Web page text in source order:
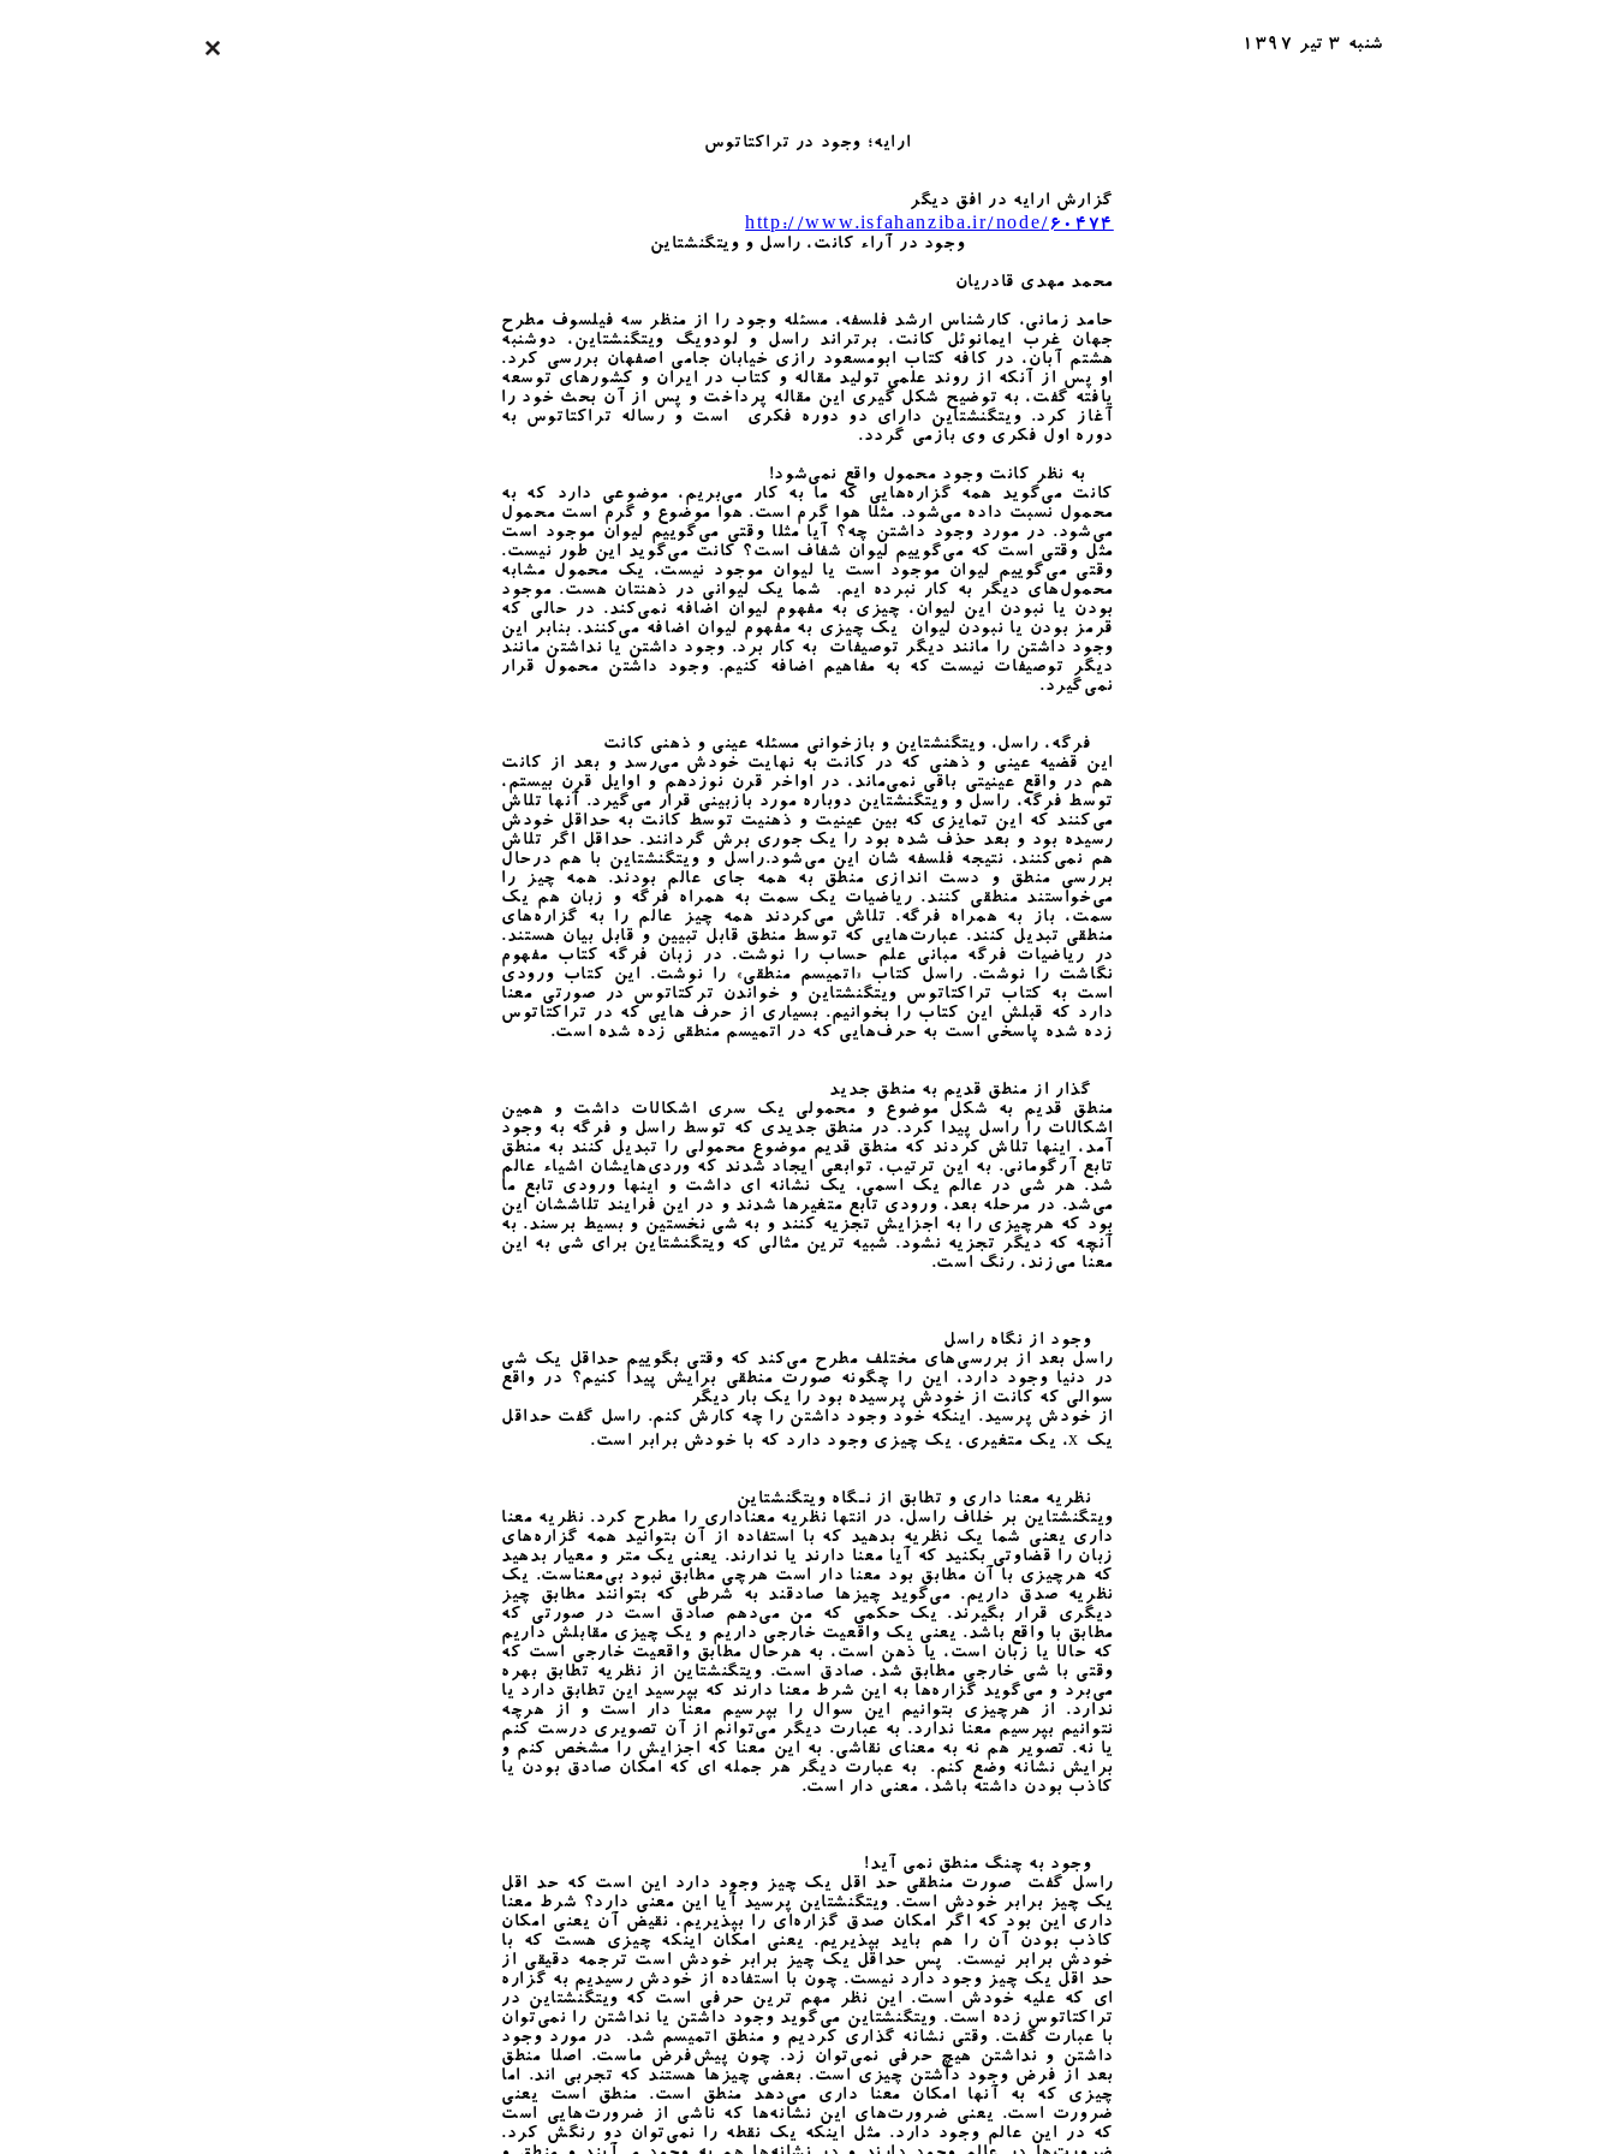
شنبه 3 تیر 1397
ارایه؛ وجود در تراکتاتوس
گزارش ارایه در افق دیگر
http://www.isfahanziba.ir/node/60474
وجود در آراء کانت، راسل و ویتگنشتاین
محمد مهدی قادریان
حامد زمانی، کارشناس ارشد فلسفه، مسئله‌ وجود را از منظر سه فیلسوف مطرح
جهان غرب ایمانوئل کانت، برتراند راسل و لودویگ ویتگنشتاین، دوشنبه
هشتم آبان، در کافه کتاب ابومسعود رازی خیابان جامی اصفهان بررسی کرد.
او پس از آنکه از روند علمی تولید مقاله و کتاب در ایران و کشورهای توسعه
یافته گفت، به توضیح شکل گیری این مقاله پرداخت و پس از آن بحث خود را
آغاز کرد. ویتگنشتاین دارای دو دوره فکری است و رساله تراکتاتوس به
دوره اول فکری وی بازمی گردد.
به نظر کانت وجود محمول واقع نمی‌شود!
کانت می‌گوید همه‌ گزاره‌هایی که ما به کار می‌بریم، موضوعی دارد که به
محمول نسبت داده می‌شود. مثلا هوا گرم است. هوا موضوع و گرم است محمول
می‌شود. در مورد وجود داشتن چه؟ آیا مثلا وقتی می‌گوییم لیوان موجود است
مثل وقتی است که می‌گوییم لیوان شفاف است؟ کانت می‌گوید این طور نیست.
وقتی می‌گوییم لیوان موجود است یا لیوان موجود نیست، یک محمول مشابه
محمول‌های دیگر به کار نبرده ایم. شما یک لیوانی در ذهنتان هست. موجود
بودن یا نبودن این لیوان، چیزی به مفهوم لیوان اضافه نمی‌کند. در حالی که
قرمز بودن یا نبودن لیوان یک چیزی به مفهوم لیوان اضافه می‌کنند. بنابر این
وجود داشتن را مانند دیگر توصیفات به کار برد. وجود داشتن یا نداشتن مانند
دیگر توصیفات نیست که به مفاهیم اضافه کنیم. وجود داشتن محمول قرار
نمی‌گیرد.
فرگه، راسل، ویتگنشتاین و بازخوانی مسئله عینی و ذهنی کانت
این قضیه‌ عینی و ذهنی که در کانت به نهایت خودش می‌رسد و بعد از کانت
هم در واقع عینیتی باقی نمی‌ماند، در اواخر قرن نوزدهم و اوایل قرن بیستم،
توسط فرگه، راسل و ویتگنشتاین دوباره مورد بازبینی قرار می‌گیرد. آنها تلاش
می‌کنند که این تمایزی که بین عینیت و ذهنیت توسط کانت به حداقل خودش
رسیده بود و بعد حذف شده بود را یک جوری برش گردانند. حداقل اگر تلاش
هم نمی‌کنند، نتیجه‌ فلسفه شان این می‌شود.راسل و ویتگنشتاین با هم درحال
بررسی منطق و دست اندازی منطق به همه جای عالم بودند. همه چیز را
می‌خواستند منطقی کنند. ریاضیات یک سمت به همراه فرگه و زبان هم یک
سمت، باز به همراه فرگه. تلاش می‌کردند همه چیز عالم را به گزاره‌های
منطقی تبدیل کنند. عبارت‌هایی که توسط منطق قابل تبیین و قابل بیان هستند.
در ریاضیات فرگه مبانی علم حساب را نوشت. در زبان فرگه کتاب مفهوم
نگاشت را نوشت. راسل کتاب «اتمیسم منطقی» را نوشت. این کتاب ورودی
است به کتاب تراکتاتوس ویتگنشتاین و خواندن ترکتاتوس در صورتی معنا
دارد که قبلش این کتاب را بخوانیم. بسیاری از حرف‌ هایی که در تراکتاتوس
زده شده پاسخی است به حرف‌هایی که در اتمیسم منطقی زده شده است.
گذار از منطق قدیم به منطق جدید
منطق قدیم به شکل موضوع و محمولی یک سری اشکالات داشت و همین
اشکالات را راسل پیدا کرد. در منطق جدیدی که توسط راسل و فرگه به وجود
آمد، اینها تلاش کردند که منطق قدیم موضوع محمولی را تبدیل کنند به منطق
تابع آرگومانی. به این ترتیب، توابعی ایجاد شدند که وردی‌هایشان اشیاء عالم
شد. هر شی در عالم یک اسمی، یک نشانه ای داشت و اینها ورودی تابع ما
می‌شد. در مرحله‌ بعد، ورودی تابع متغیرها شدند و در این فرایند تلاششان این
بود که هرچیزی را به اجزایش تجزیه کنند و به شی نخستین و بسیط برسند. به
آنچه که دیگر تجزیه نشود. شبیه ترین مثالی که ویتگنشتاین برای شی به این
معنا می‌زند، رنگ است.
وجود از نگاه راسل
راسل بعد از بررسی‌های مختلف مطرح می‌کند که وقتی بگوییم حداقل یک شی
در دنیا وجود دارد، این را چگونه صورت منطقی برایش پیدا کنیم؟ در واقع
سوالی که کانت از خودش پرسیده بود را یک بار دیگر
از خودش پرسید. اینکه خود وجود داشتن را چه کارش کنم. راسل گفت حداقل
یک x، یک متغیری، یک چیزی وجود دارد که با خودش برابر است.
نظریه معنا داری و تطابق از نـگاه ویتگنشتاین
ویتگنشتاین بر خلاف راسل، در انتها نظریه‌ معناداری را مطرح کرد. نظریه‌ معنا
داری یعنی شما یک نظریه بدهید که با استفاده از آن بتوانید همه‌ گزاره‌های
زبان را قضاوتی بکنید که آیا معنا دارند یا ندارند. یعنی یک متر و معیار بدهید
که هرچیزی با آن مطابق بود معنا دار است هرچی مطابق نبود بی‌معناست. یک
نظریه‌ صدق داریم. می‌گوید چیزها صادقند به شرطی که بتوانند مطابق چیز
دیگری قرار بگیرند. یک حکمی که من می‌دهم صادق است در صورتی که
مطابق با واقع باشد. یعنی یک واقعیت خارجی داریم و یک چیزی مقابلش داریم
که حالا یا زبان است، یا ذهن است، به هرحال مطابق واقعیت خارجی است که
وقتی با شی خارجی مطابق شد، صادق است. ویتگنشتاین از نظریه‌ تطابق بهره
می‌برد و می‌گوید گزاره‌ها به این شرط معنا دارند که بپرسید این تطابق دارد یا
ندارد. از هرچیزی بتوانیم این سوال را بپرسیم معنا دار است و از هرچه
نتوانیم بپرسیم معنا ندارد. به عبارت دیگر می‌توانم از آن تصویری درست کنم
یا نه. تصویر هم نه به معنای نقاشی. به این معنا که اجزایش را مشخص کنم و
برایش نشانه وضع کنم. به عبارت دیگر هر جمله ای که امکان صادق بودن یا
کاذب بودن داشته باشد، معنی دار است.
وجود به چنگ منطق نمی آید!
راسل گفت صورت منطقی حد اقل یک چیز وجود دارد این است که حد اقل
یک چیز برابر خودش است. ویتگنشتاین پرسید آیا این معنی دارد؟ شرط معنا
داری این بود که اگر امکان صدق گزاره‌ای را بپذیریم، نقیض آن یعنی امکان
کاذب بودن آن را هم باید بپذیریم. یعنی امکان اینکه چیزی هست که با
خودش برابر نیست. پس حداقل یک چیز برابر خودش است ترجمه‌ دقیقی از
حد اقل یک چیز وجود دارد نیست. چون با استفاده از خودش رسیدیم به گزاره
ای که علیه خودش است. این نظر مهم ترین حرفی است که ویتگنشتاین در
تراکتاتوس زده است. ویتگنشتاین می‌گوید وجود داشتن یا نداشتن را نمی‌توان
با عبارت گفت. وقتی نشانه گذاری کردیم و منطق اتمیسم شد. در مورد وجود
داشتن و نداشتن هیچ حرفی نمی‌توان زد. چون پیش‌فرض ماست. اصلا منطق
بعد از فرض وجود داشتن چیزی است. بعضی چیزها هستند که تجربی اند. اما
چیزی که به آنها امکان معنا داری می‌دهد منطق است. منطق است یعنی
ضرورت است. یعنی ضرورت‌های این نشانه‌ها که ناشی از ضرورت‌هایی است
که در این عالم وجود دارد. مثل اینکه یک نقطه را نمی‌توان دو رنگش کرد.